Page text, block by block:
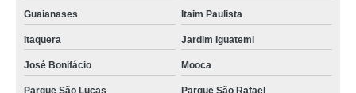
Guaianases Itaim Paulista
Itaquera Jardim Iguatemi
José Bonifácio Mooca
Parque São Lucas Parque São Rafael